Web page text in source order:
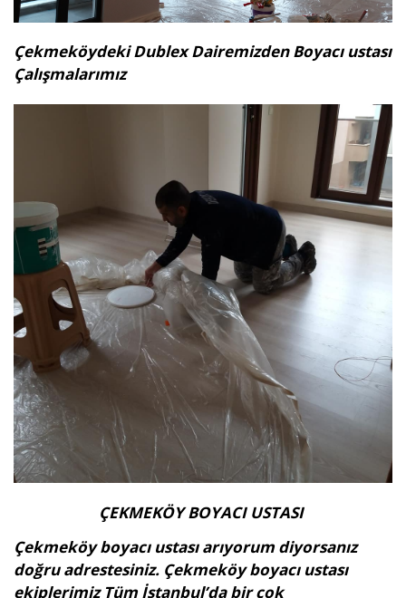
Çekmeköydeki Dublex Dairemizden Boyacı ustası
Çalışmalarımız
ÇEKMEKÖY BOYACI USTASI
Çekmeköy boyacı ustası arıyorum diyorsanız
doğru adrestesiniz. Çekmeköy boyacı ustası
ekiplerimiz Tüm İstanbul’da bir çok